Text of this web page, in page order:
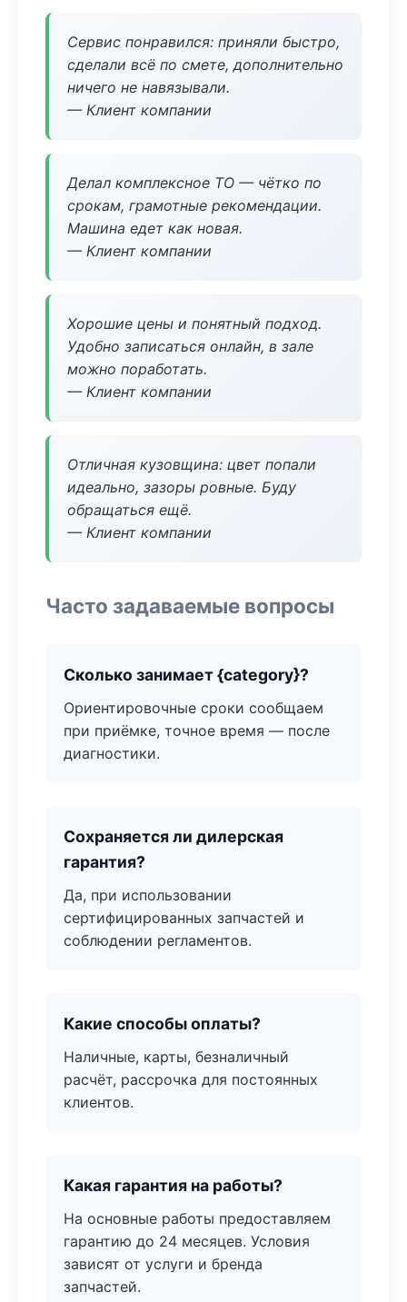
Сервис понравился: приняли быстро,
сделали всё по смете, дополнительно
ничего не навязывали.
— Клиент компании
Делал комплексное ТО — чётко по
срокам, грамотные рекомендации.
Машина едет как новая.
— Клиент компании
Хорошие цены и понятный подход.
Удобно записаться онлайн, в зале
можно поработать.
— Клиент компании
Отличная кузовщина: цвет попали
идеально, зазоры ровные. Буду
обращаться ещё.
— Клиент компании
Часто задаваемые вопросы
Сколько занимает {category}?
Ориентировочные сроки сообщаем
при приёмке, точное время — после
диагностики.
Сохраняется ли дилерская
гарантия?
Да, при использовании
сертифицированных запчастей и
соблюдении регламентов.
Какие способы оплаты?
Наличные, карты, безналичный
расчёт, рассрочка для постоянных
клиентов.
Какая гарантия на работы?
На основные работы предоставляем
гарантию до 24 месяцев. Условия
зависят от услуги и бренда
запчастей.